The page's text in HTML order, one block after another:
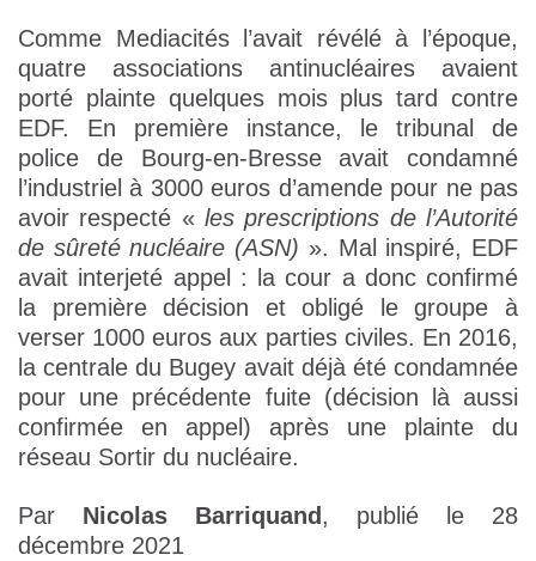
Comme Mediacités l’avait révélé à l’époque,
quatre associations antinucléaires avaient
porté plainte quelques mois plus tard contre
EDF. En première instance, le tribunal de
police de Bourg-en-Bresse avait condamné
l’industriel à 3000 euros d’amende pour ne pas
avoir respecté « les prescriptions de l’Autorité
de sûreté nucléaire (ASN) ». Mal inspiré, EDF
avait interjeté appel : la cour a donc confirmé
la première décision et obligé le groupe à
verser 1000 euros aux parties civiles. En 2016,
la centrale du Bugey avait déjà été condamnée
pour une précédente fuite (décision là aussi
confirmée en appel) après une plainte du
réseau Sortir du nucléaire.
Par Nicolas Barriquand , publié le 28
décembre 2021